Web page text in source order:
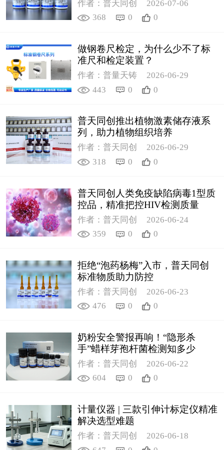
作者：普天同创
2026-07-06
368
0 0
做钢卷尺检定，为什么少不了标
准尺和检定装置？
作者：普量天铸
2026-06-29
443
0 0
普天同创推出植物激素储存液系
列，助力植物组织培养
作者：普天同创
2026-06-29
318
0 0
普天同创人类免疫缺陷病毒1型质
控品，精准把控HIV检测质量
作者：普天同创
2026-06-24
359
0 0
拒绝“泡药杨梅”入市，普天同创
标准物质助力防控
作者：普天同创
2026-06-23
476
0 0
奶粉安全警报再响！“隐形杀
手”蜡样芽孢杆菌检测知多少
作者：普天同创
2026-06-22
604
0 0
计量仪器 | 三款引伸计标定仪精准
解决选型难题
作者：普天同创
2026-06-18